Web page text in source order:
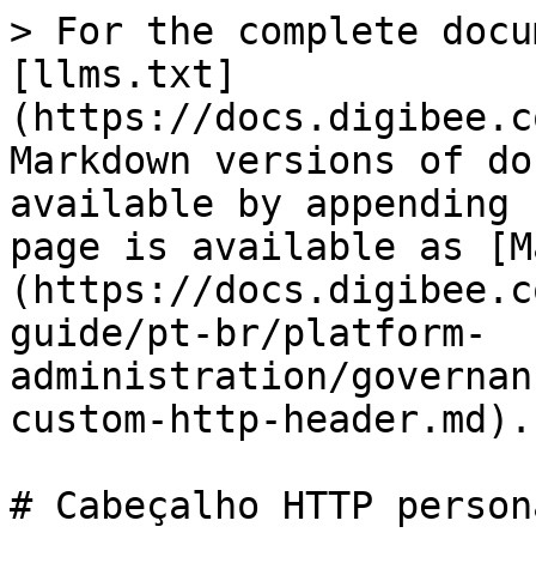
> For the complete
[llms.txt]
(https://
Markdown versions of
available by
page is available as
(https://
guide/pt-br/platform-
administration/
custom-http-header.md).
# Cabeçalho HTTP